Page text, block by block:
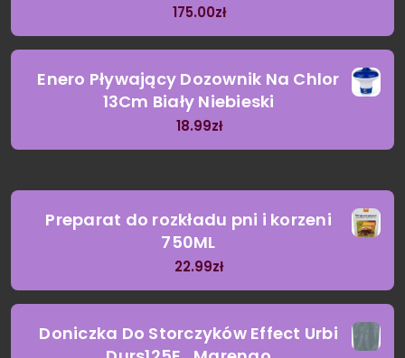
175.00zł
Enero Pływający Dozownik Na Chlor
13Cm Biały Niebieski
18.99zł
Preparat do rozkładu pni i korzeni
750ML
22.99zł
Doniczka Do Storczyków Effect Urbi